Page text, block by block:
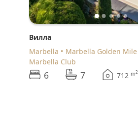
Вилла
Marbella
Marbella Golden Mile
Marbella Club
6 7 712 m2